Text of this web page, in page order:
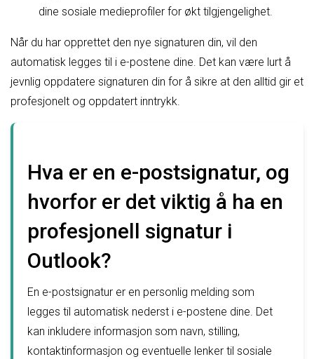
dine sosiale medieprofiler for økt tilgjengelighet.
Når du har opprettet den nye signaturen din, vil den
automatisk legges til i e-postene dine. Det kan være lurt å
jevnlig oppdatere signaturen din for å sikre at den alltid gir et
profesjonelt og oppdatert inntrykk.
Hva er en e-postsignatur, og
hvorfor er det viktig å ha en
profesjonell signatur i
Outlook?
En e-postsignatur er en personlig melding som
legges til automatisk nederst i e-postene dine. Det
kan inkludere informasjon som navn, stilling,
kontaktinformasjon og eventuelle lenker til sosiale